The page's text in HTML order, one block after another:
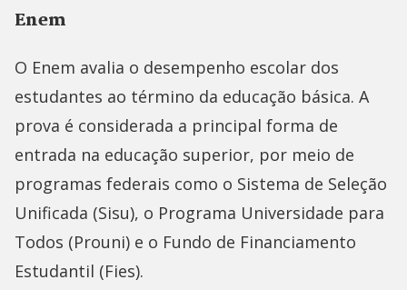
Enem
O Enem avalia o desempenho escolar dos
estudantes ao término da educação básica. A
prova é considerada a principal forma de
entrada na educação superior, por meio de
programas federais como o Sistema de Seleção
Unificada (Sisu), o Programa Universidade para
Todos (Prouni) e o Fundo de Financiamento
Estudantil (Fies).